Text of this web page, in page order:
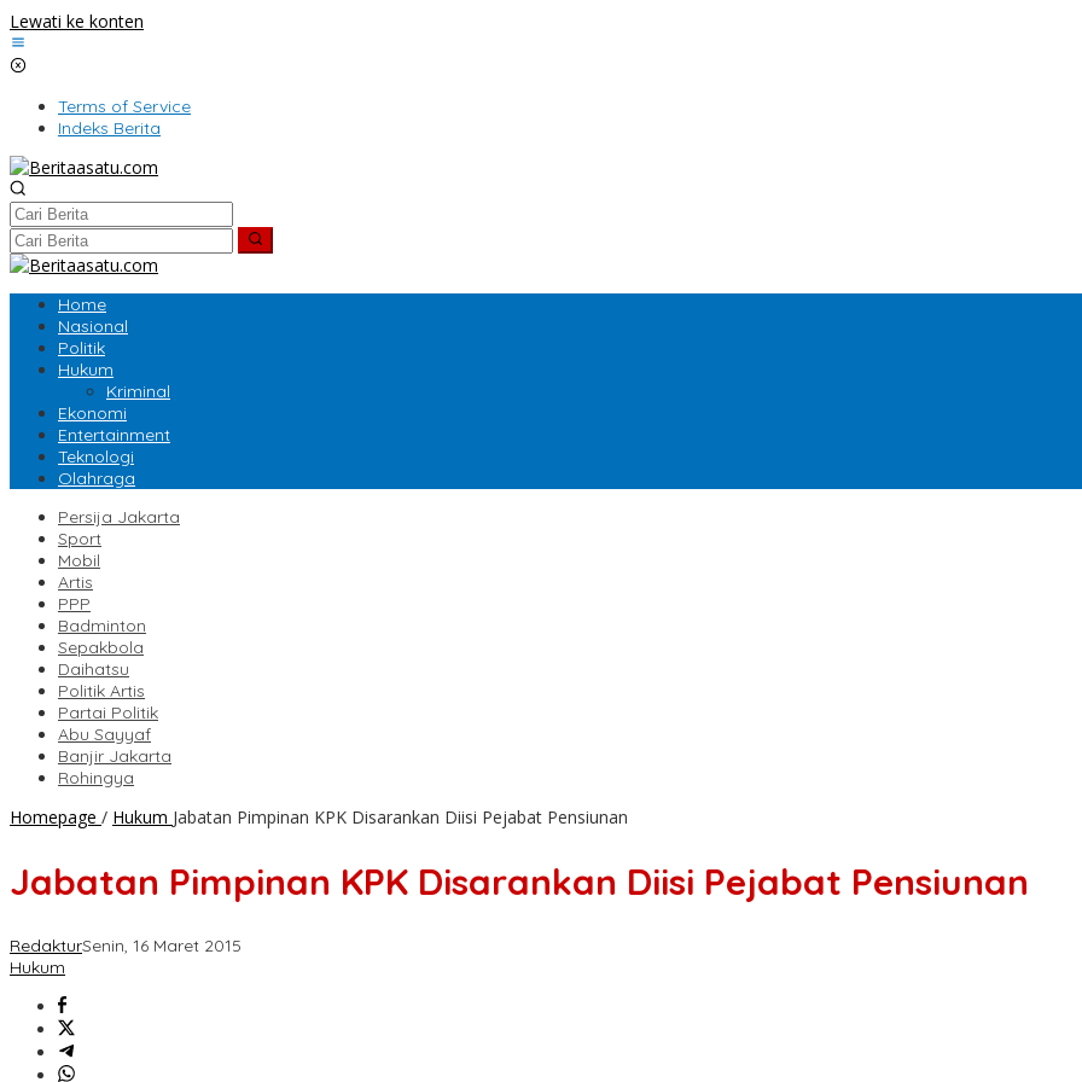
Lewati ke konten
Terms of Service
Indeks Berita
Home
Nasional
Politik
Hukum
Kriminal
Ekonomi
Entertainment
Teknologi
Olahraga
Persija Jakarta
Sport
Mobil
Artis
PPP
Badminton
Sepakbola
Daihatsu
Politik Artis
Partai Politik
Abu Sayyaf
Banjir Jakarta
Rohingya
Homepage / Hukum Jabatan Pimpinan KPK Disarankan Diisi Pejabat Pensiunan
Jabatan Pimpinan KPK Disarankan Diisi Pejabat Pensiunan
RedakturSenin, 16 Maret 2015
Hukum